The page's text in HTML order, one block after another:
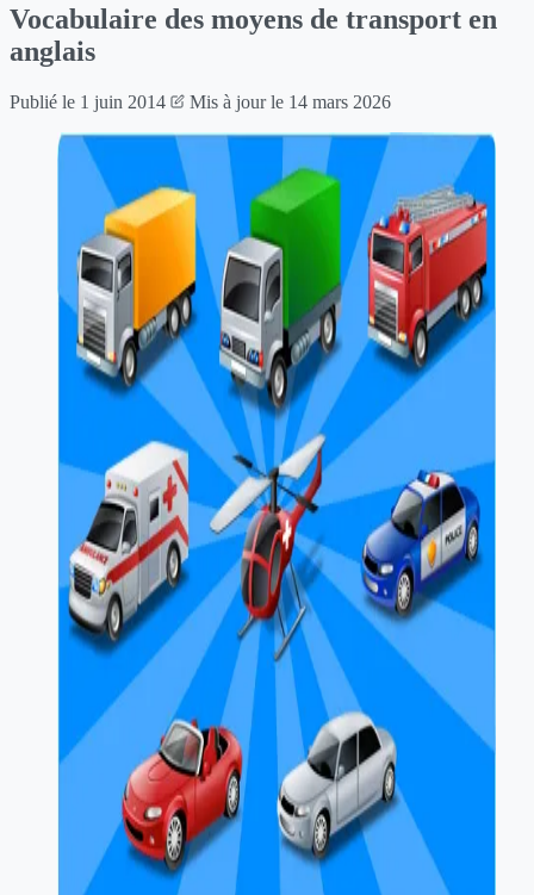
Vocabulaire des moyens de transport en
anglais
Publié le 1 juin 2014 Mis à jour le 14 mars 2026